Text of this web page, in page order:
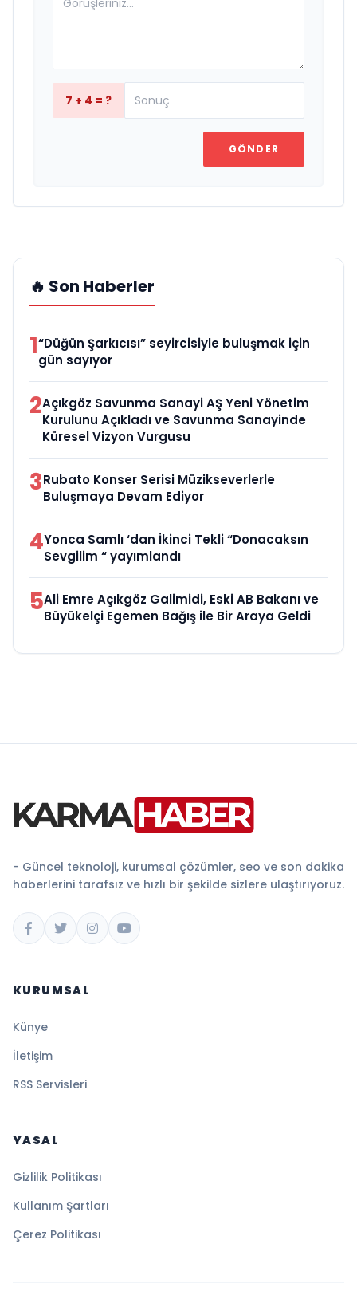
7 + 4 = ?
GÖNDER
🔥 Son Haberler
1“Düğün Şarkıcısı” seyircisiyle buluşmak için
gün sayıyor
2Açıkgöz Savunma Sanayi AŞ Yeni Yönetim
Kurulunu Açıkladı ve Savunma Sanayinde
Küresel Vizyon Vurgusu
3Rubato Konser Serisi Müzikseverlerle
Buluşmaya Devam Ediyor
4Yonca Samlı ‘dan İkinci Tekli “Donacaksın
Sevgilim “ yayımlandı
5Ali Emre Açıkgöz Galimidi, Eski AB Bakanı ve
Büyükelçi Egemen Bağış ile Bir Araya Geldi
- Güncel teknoloji, kurumsal çözümler, seo ve son dakika
haberlerini tarafsız ve hızlı bir şekilde sizlere ulaştırıyoruz.
KURUMSAL
Künye
İletişim
RSS Servisleri
YASAL
Gizlilik Politikası
Kullanım Şartları
Çerez Politikası